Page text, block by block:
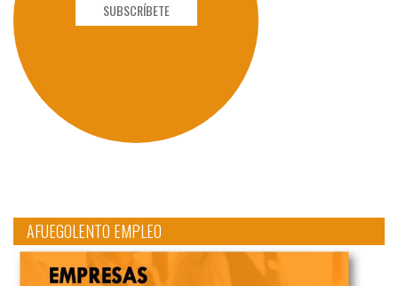
SUBSCRÍBETE
AFUEGOLENTO EMPLEO